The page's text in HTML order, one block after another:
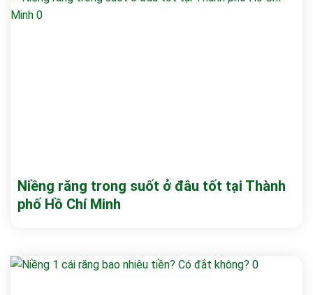
Niềng răng trong suốt ở đâu tốt tại Thành
phố Hồ Chí Minh